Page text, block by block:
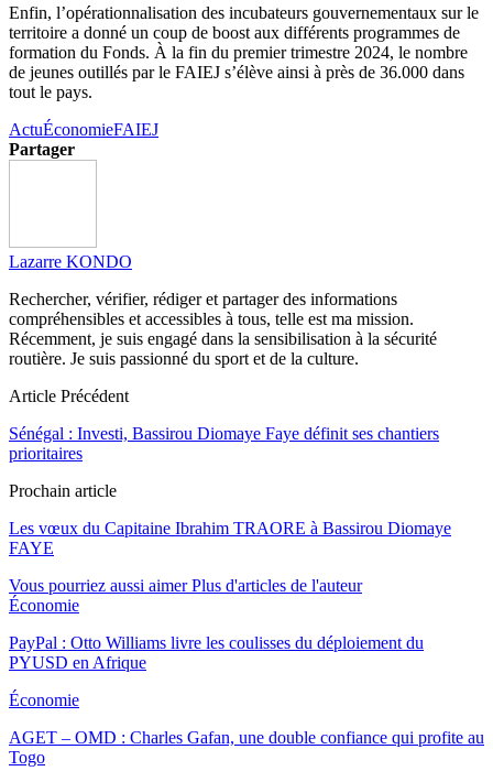
Enfin, l’opérationnalisation des incubateurs gouvernementaux sur le
territoire a donné un coup de boost aux différents programmes de
formation du Fonds. À la fin du premier trimestre 2024, le nombre
de jeunes outillés par le FAIEJ s’élève ainsi à près de 36.000 dans
tout le pays.
ActuÉconomieFAIEJ
Partager
Lazarre KONDO
Rechercher, vérifier, rédiger et partager des informations
compréhensibles et accessibles à tous, telle est ma mission.
Récemment, je suis engagé dans la sensibilisation à la sécurité
routière. Je suis passionné du sport et de la culture.
Article Précédent
Sénégal : Investi, Bassirou Diomaye Faye définit ses chantiers
prioritaires
Prochain article
Les vœux du Capitaine Ibrahim TRAORE à Bassirou Diomaye
FAYE
Vous pourriez aussi aimer Plus d'articles de l'auteur
Économie
PayPal : Otto Williams livre les coulisses du déploiement du
PYUSD en Afrique
Économie
AGET – OMD : Charles Gafan, une double confiance qui profite au
Togo